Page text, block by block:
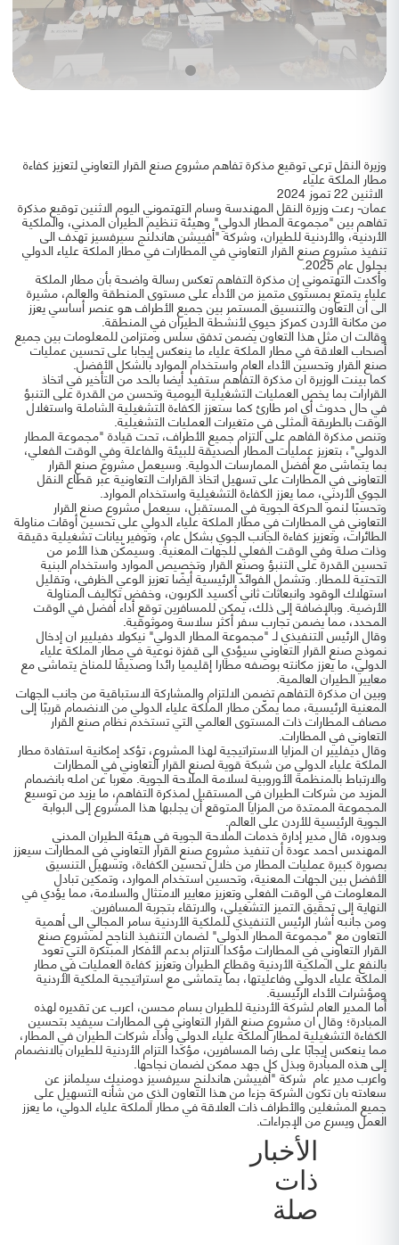
وزيرة النقل ترعي توقيع مذكرة تفاهم مشروع صنع القرار التعاوني لتعزيز كفاءة
مطار الملكة علياء
الاثنين 22 تموز 2024
عمان- رعت وزيرة النقل المهندسة وسام التهتموني اليوم الاثنين توقيع مذكرة
تفاهم بين "مجموعة المطار الدولي" وهيئة تنظيم الطيران المدني، والملكية
الأردنية، والأردنية للطيران، وشركة "أفييشن هاندلنج سيرفسيز تهدف الى
تنفيذ مشروع صنع القرار التعاوني في المطارات في مطار الملكة علياء الدولي
بحلول عام 2025.
وأكدت التهتموني إن مذكرة التفاهم تعكس رسالة واضحة بأن مطار الملكة
علياء يتمتع بمستوى متميز من الأداء على مستوى المنطقة والعالم، مشيرة
الى أن التعاون والتنسيق المستمر بين جميع الأطراف هو عنصر أساسي يعزز
من مكانة الأردن كمركز حيوي لأنشطة الطيران في المنطقة.
وقالت ان مثل هذا التعاون يضمن تدفق سلس ومتزامن للمعلومات بين جميع
أصحاب العلاقة في مطار الملكة علياء ما ينعكس إيجابا على تحسين عمليات
صنع القرار وتحسين الأداء العام واستخدام الموارد بالشكل الأفضل.
كما بينت الوزيرة ان مذكرة التفاهم ستفيد أيضا بالحد من التأخير في اتخاذ
القرارات بما يخص العمليات التشغيلية اليومية وتحسن من القدرة على التنبؤ
في حال حدوث أي امر طارئ كما ستعزز الكفاءة التشغيلية الشاملة واستغلال
الوقت بالطريقة المثلى في متغيرات العمليات التشغيلية.
وتنص مذكرة الفاهم على التزام جميع الأطراف، تحت قيادة "مجموعة المطار
الدولي"، بتعزيز عمليات المطار الصديقة للبيئة والفاعلة وفي الوقت الفعلي،
بما يتماشى مع أفضل الممارسات الدولية. وسيعمل مشروع صنع القرار
التعاوني في المطارات على تسهيل اتخاذ القرارات التعاونية عبر قطاع النقل
الجوي الأردني، مما يعزز الكفاءة التشغيلية واستخدام الموارد.
وتحسبًا لنمو الحركة الجوية في المستقبل، سيعمل مشروع صنع القرار
التعاوني في المطارات في مطار الملكة علياء الدولي على تحسين أوقات مناولة
الطائرات، وتعزيز كفاءة الجانب الجوي بشكل عام، وتوفير بيانات تشغيلية دقيقة
وذات صلة وفي الوقت الفعلي للجهات المعنية. وسيمكّن هذا الأمر من
تحسين القدرة على التنبؤ وصنع القرار وتخصيص الموارد واستخدام البنية
التحتية للمطار. وتشمل الفوائد الرئيسية أيضًا تعزيز الوعي الظرفي، وتقليل
استهلاك الوقود وانبعاثات ثاني أكسيد الكربون، وخفض تكاليف المناولة
الأرضية. وبالإضافة إلى ذلك، يمكن للمسافرين توقع أداء أفضل في الوقت
المحدد، مما يضمن تجارب سفر أكثر سلاسة وموثوقية.
وقال الرئيس التنفيذي لـ "مجموعة المطار الدولي" نيكولا دفيليير ان إدخال
نموذج صنع القرار التعاوني سيؤدي الى قفزة نوعية في مطار الملكة علياء
الدولي، ما يعزز مكانته بوصفه مطارا إقليميا رائدا وصديقًا للمناخ يتماشى مع
معايير الطيران العالمية.
وبين ان مذكرة التفاهم تضمن الالتزام والمشاركة الاستباقية من جانب الجهات
المعنية الرئيسية، مما يمكّن مطار الملكة علياء الدولي من الانضمام قريبًا إلى
مصاف المطارات ذات المستوى العالمي التي تستخدم نظام صنع القرار
التعاوني في المطارات.
وقال ديفليير ان المزايا الاستراتيجية لهذا المشروع، تؤكد إمكانية استفادة مطار
الملكة علياء الدولي من شبكة قوية لصنع القرار التعاوني في المطارات
والارتباط بالمنظمة الأوروبية لسلامة الملاحة الجوية. معربا عن امله بانضمام
المزيد من شركات الطيران في المستقبل لمذكرة التفاهم، ما يزيد من توسيع
المجموعة الممتدة من المزايا المتوقع أن يجلبها هذا المشروع إلى البوابة
الجوية الرئيسية للأردن على العالم.
وبدوره، قال مدير إدارة خدمات الملاحة الجوية في هيئة الطيران المدني
المهندس احمد عودة أن تنفيذ مشروع صنع القرار التعاوني في المطارات سيعزز
بصورة كبيرة عمليات المطار من خلال تحسين الكفاءة، وتسهيل التنسيق
الأفضل بين الجهات المعنية، وتحسين استخدام الموارد، وتمكين تبادل
المعلومات في الوقت الفعلي وتعزيز معايير الامتثال والسلامة، مما يؤدي في
النهاية إلى تحقيق التميز التشغيلي، والارتقاء بتجربة المسافرين.
ومن جانبه أشار الرئيس التنفيذي للملكية الأردنية سامر المجالي الى أهمية
التعاون مع "مجموعة المطار الدولي" لضمان التنفيذ الناجح لمشروع صنع
القرار التعاوني في المطارات مؤكدا الاتزام بدعم الأفكار المبتكرة التي تعود
بالنفع على الملكية الأردنية وقطاع الطيران وتعزيز كفاءة العمليات في مطار
الملكة علياء الدولي وفاعليتها، بما يتماشى مع استراتيجية الملكية الأردنية
ومؤشرات الأداء الرئيسية.
أما المدير العام لشركة الأردنية للطيران بسام محسن، اعرب عن تقديره لهذه
المبادرة؛ وقال ان مشروع صنع القرار التعاوني في المطارات سيفيد بتحسين
الكفاءة التشغيلية لمطار الملكة علياء الدولي وأداء شركات الطيران في المطار،
مما ينعكس إيجابًا على رضا المسافرين، مؤكدا التزام الأردنية للطيران بالانضمام
إلى هذه المبادرة وبذل كل جهد ممكن لضمان نجاحها.
واعرب مدير عام شركة "أفييشن هاندلنج سيرفسيز دومنيك سيلمانز عن
سعادته بان تكون الشركة جزءا من هذا التعاون الذي من شأنه التسهيل على
جميع المشغلين والأطراف ذات العلاقة في مطار الملكة علياء الدولي، ما يعزز
العمل ويسرع من الإجراءات.
الأخبار
ذات
صلة